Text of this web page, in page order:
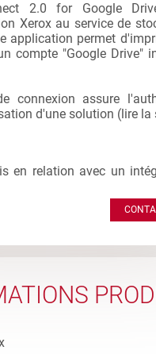
2.0 for Google
Xerox au service de
application permet
compte "Google Drive"
connexion assure
d'une solution (lire la
en relation avec un